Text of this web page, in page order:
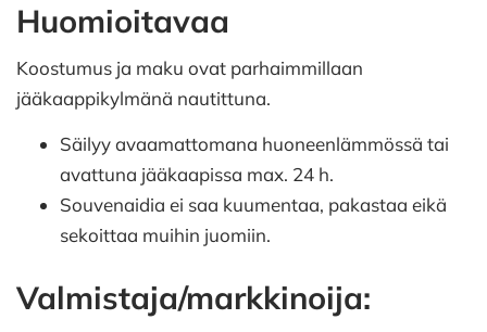
Huomioitavaa
Koostumus ja maku ovat parhaimmillaan
jääkaappikylmänä nautittuna.
Säilyy avaamattomana huoneenlämmössä tai
avattuna jääkaapissa max. 24 h.
Souvenaidia ei saa kuumentaa, pakastaa eikä
sekoittaa muihin juomiin.
Valmistaja/markkinoija: